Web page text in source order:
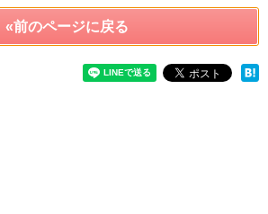
«前のページに戻る